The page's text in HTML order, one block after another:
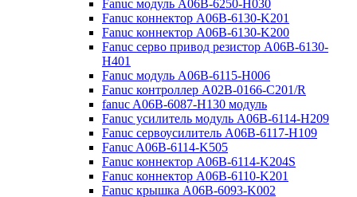
Fanuc модуль A06B-6250-H030
Fanuc коннектор A06B-6130-K201
Fanuc коннектор A06B-6130-K200
Fanuc серво привод резистор A06B-6130-
H401
Fanuc модуль A06B-6115-H006
Fanuc контроллер A02B-0166-C201/R
fanuc A06B-6087-H130 модуль
Fanuc усилитель модуль A06B-6114-H209
Fanuc сервоусилитель A06B-6117-H109
Fanuc A06B-6114-K505
Fanuc коннектор A06B-6114-K204S
Fanuc коннектор A06B-6110-K201
Fanuc крышка A06B-6093-K002